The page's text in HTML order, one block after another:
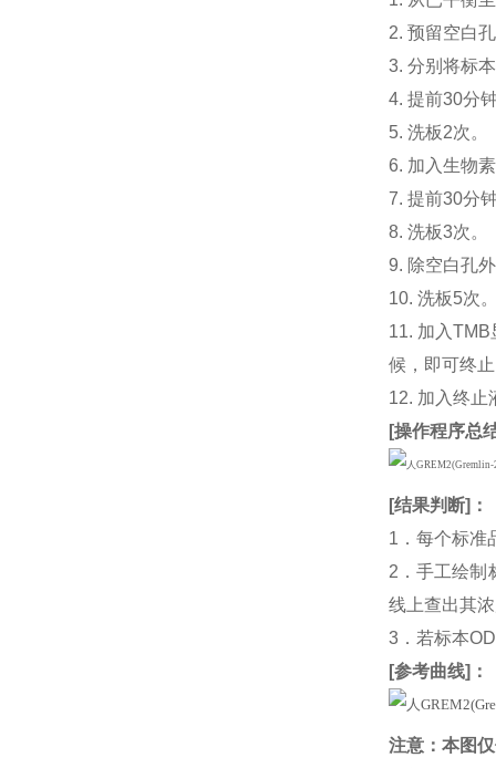
2. 预留空白
3. 分别将标
4. 提前30分
5. 洗板2次。
6. 加入生物
7. 提前30分
8. 洗板3次。
9. 除空白孔
10. 洗板5次
11. 加入
候，即可终
12. 加入终止
[操作程序总
[结果判断]：
1．每个标准
2．手工绘制
线上查出其
3．若标本
[参考曲线]：
注意：本图